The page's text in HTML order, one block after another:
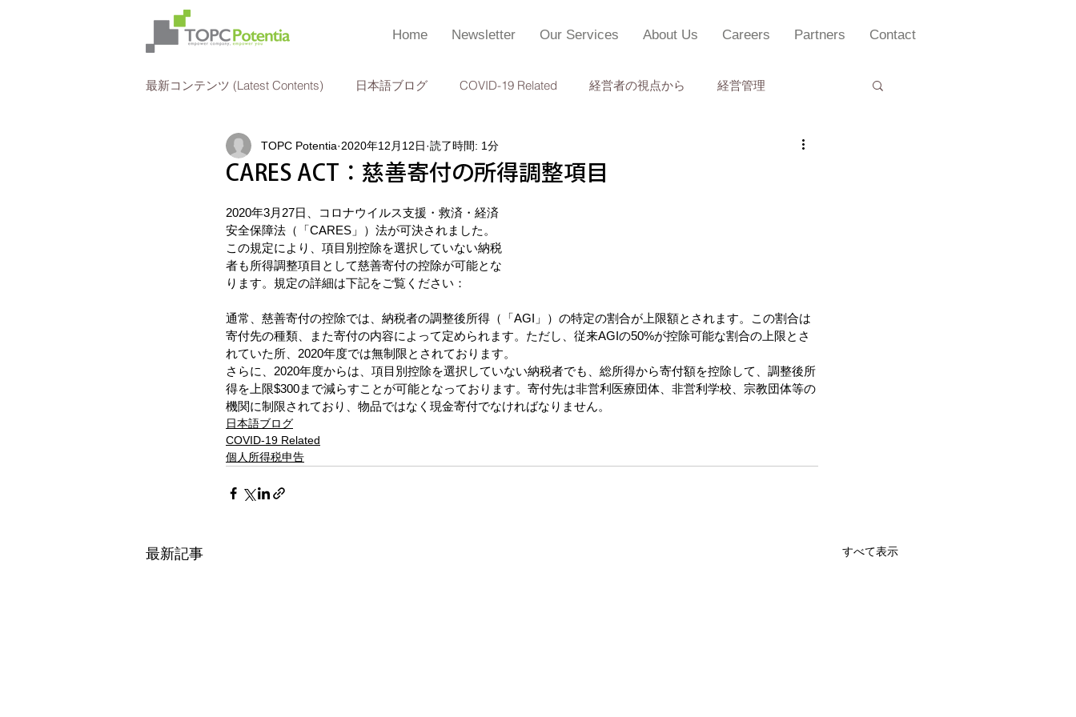
Home Newsletter Our Services About Us Careers Partners Contact
最新コンテンツ (Latest Contents) 日本語ブログ COVID-19 Related 経営者の視点から 経営管理
法人所得税申告 人事 個人所得税申告 監査
CARES ACT：慈善寄付の所得調整項目
TOPC Potentia 2020年12月12日 読了時間: 1分
2020年3月27日、コロナウイルス支援・救済・経済
安全保障法（「CARES」）法が可決されました。
この規定により、項目別控除を選択していない納税
者も所得調整項目として慈善寄付の控除が可能とな
ります。規定の詳細は下記をご覧ください：
通常、慈善寄付の控除では、納税者の調整後所得（「AGI」）の特定の割合が上限額とされます。この割合は
寄付先の種類、また寄付の内容によって定められます。ただし、従来AGIの50%が控除可能な割合の上限とさ
れていた所、2020年度では無制限とされております。
さらに、2020年度からは、項目別控除を選択していない納税者でも、総所得から寄付額を控除して、調整後所
得を上限$300まで減らすことが可能となっております。寄付先は非営利医療団体、非営利学校、宗教団体等の
機関に制限されており、物品ではなく現金寄付でなければなりません。
日本語ブログ
COVID-19 Related
個人所得税申告
最新記事 すべて表示